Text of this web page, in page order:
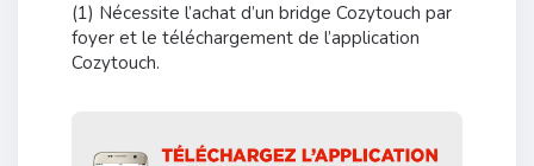
(1) Nécessite l’achat d’un bridge Cozytouch par
foyer et le téléchargement de l’application
Cozytouch.